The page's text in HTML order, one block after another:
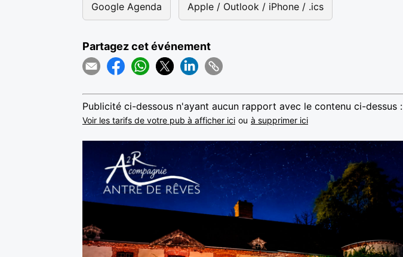
Google Agenda Apple / Outlook / iPhone / .ics
Partagez cet événement
Publicité ci-dessous n'ayant aucun rapport avec le contenu ci-dessus :
Voir les tarifs de votre pub à afficher ici ou à supprimer ici